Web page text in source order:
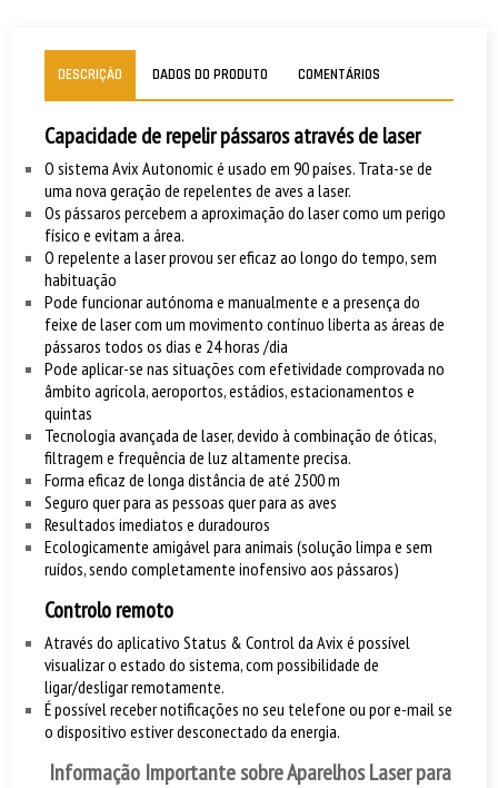
DESCRIÇÃO DADOS DO PRODUTO COMENTÁRIOS
Capacidade de repelir pássaros através de laser
O sistema Avix Autonomic é usado em 90 países. Trata-se de
uma nova geração de repelentes de aves a laser.
Os pássaros percebem a aproximação do laser como um perigo
físico e evitam a área.
O repelente a laser provou ser eficaz ao longo do tempo, sem
habituação
Pode funcionar autónoma e manualmente e a presença do
feixe de laser com um movimento contínuo liberta as áreas de
pássaros todos os dias e 24 horas /dia
Pode aplicar-se nas situações com efetividade comprovada no
âmbito agrícola, aeroportos, estádios, estacionamentos e
quintas
Tecnologia avançada de laser, devido à combinação de óticas,
filtragem e frequência de luz altamente precisa.
Forma eficaz de longa distância de até 2500 m
Seguro quer para as pessoas quer para as aves
Resultados imediatos e duradouros
Ecologicamente amigável para animais (solução limpa e sem
ruídos, sendo completamente inofensivo aos pássaros)
Controlo remoto
Através do aplicativo Status & Control da Avix é possível
visualizar o estado do sistema, com possibilidade de
ligar/desligar remotamente.
É possível receber notificações no seu telefone ou por e-mail se
o dispositivo estiver desconectado da energia.
Informação Importante sobre Aparelhos Laser para